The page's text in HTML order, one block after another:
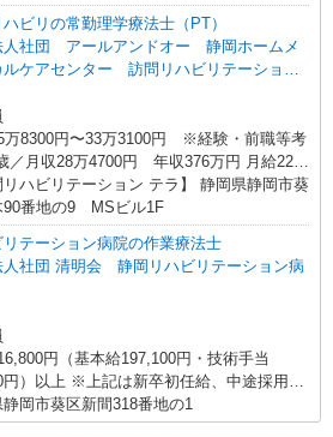
ねる役職）／月収34万6460円 年収456万
27万7560円+業績給1.5万円+退職前払金1
+役職手当2万円+住宅手当2万円 35歳・
ィネーター（20名程のセラピストを束ねる
+業績給1.5万円+退職前払金1万6100円+役
5万円+住宅手当1万円
ビリの常勤理学療法士（PT）
人社団 アールアンドオー 静岡ホームメ
ルケアセンター 訪問リハビリテーショ
万8300円〜33万3100円 ※経験・前職等考
+業績給1.5万円+退職前払金1万1500円+住
ー（5〜6名のセラピス
ねる役職）／月収34万6460円 年収456万
27万7560円+業績給1.5万円+退職前払金1
+役職手当2万円+住宅手当2万円 35歳・
ネーター（20名程のセラピストを束ねる
+業績給1.5万円+退職前払金1万6100円+役
5万円+住宅手当1万円
リハビリテーション テラ】 静岡県静岡市葵
90番地の9 MSビル1F
リテーション病院の作業療法士
人社団 清明会 静岡リハビリテーション病
円（基本給197,100円・技術手当
円）以上 ※上記は新卒初任給、中途採用の
験により応相談となります。 ★土曜・日
手当／2,000円 年末年始のみ/10,000円
岡市葵区新間318番地の1